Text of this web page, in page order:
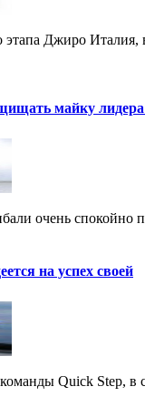
Джиро
майку
очень спокойно
на успех своей
Quick Step, в